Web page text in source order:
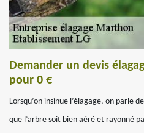
Demander un devis
pour 0 €
Lorsqu’on insinue l’élagage, on parle
que l’arbre soit bien aéré et rayonné